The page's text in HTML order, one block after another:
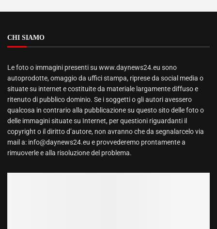
CHI SIAMO
Le foto o immagini presenti su www.daynews24.eu sono
autoprodotte, omaggio da uffici stampa, riprese da social media o
situate su internet e costituite da materiale largamente diffuso e
ritenuto di pubblico dominio. Se i soggetti o gli autori avessero
qualcosa in contrario alla pubblicazione su questo sito delle foto o
delle immagini situate su Internet, per questioni riguardanti il
copyright o il diritto d’autore, non avranno che da segnalarcelo via
mail a: info@daynews24.eu e provvederemo prontamente a
rimuoverle e alla risoluzione del problema.